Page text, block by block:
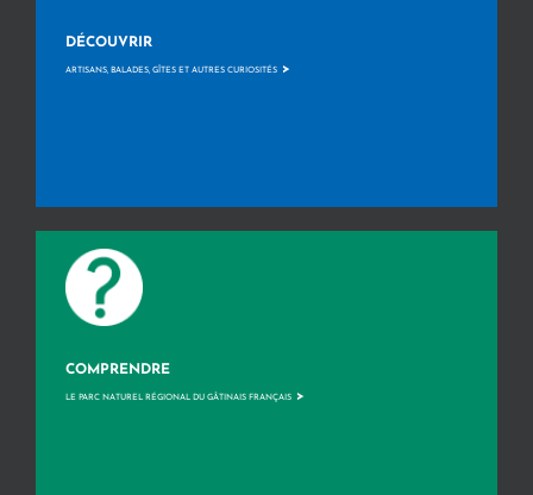
DÉCOUVRIR
ARTISANS, BALADES, GÎTES ET AUTRES CURIOSITÉS >
COMPRENDRE
LE PARC NATUREL RÉGIONAL DU GÂTINAIS FRANÇAIS >